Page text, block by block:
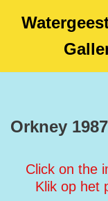
content
Orkney
Click on the
Klik op het